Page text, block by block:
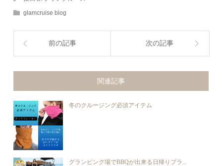
glamcruise blog
前の記事 次の記事
関連記事
冬のクルージング必須アイテム
グランピング場でBBQが出来る日帰りプラ...